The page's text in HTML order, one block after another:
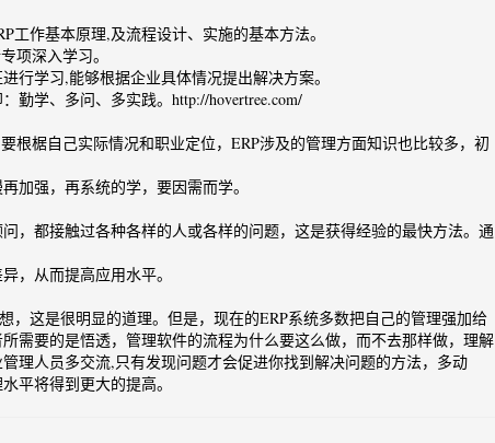
工作基本原理,及流程设计、实施的基本方法。
项深入学习。
行学习,能够根据企业具体情况提出解决方案。
勤学、多问、多实践。http://hovertree.com/
根椐自己实际情况和职业定位，ERP涉及的管理方面知识也比较多，初
加强，再系统的学，要因需而学。
，都接触过各种各样的人或各样的问题，这是获得经验的最快方法。通
，从而提高应用水平。
，这是很明显的道理。但是，现在的ERP系统多数把自己的管理强加给
需要的是悟透，管理软件的流程为什么要这么做，而不去那样做，理解
理人员多交流,只有发现问题才会促进你找到解决问题的方法，多动
平将得到更大的提高。